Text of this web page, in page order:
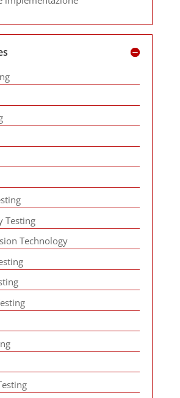
Testing
Technology